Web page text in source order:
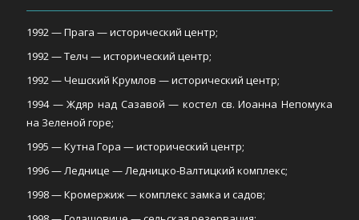
1992 — Прага — исторический центр;
1992 — Телч — исторический центр;
1992 — Чешский Крумлов — исторический центр;
1994 — Ждяр над Сазавой — костел св. Иоанна Непомука
на Зеленой горе;
1995 — Кутна Гора — исторический центр;
1996 — Леднице — Ледницко-Валтицкий комплекс;
1998 — Кромержиж — комплекс замка и садов;